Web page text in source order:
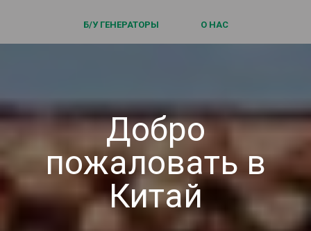
Б/У ГЕНЕРАТОРЫ О НАС
Добро
пожаловать в
Китай